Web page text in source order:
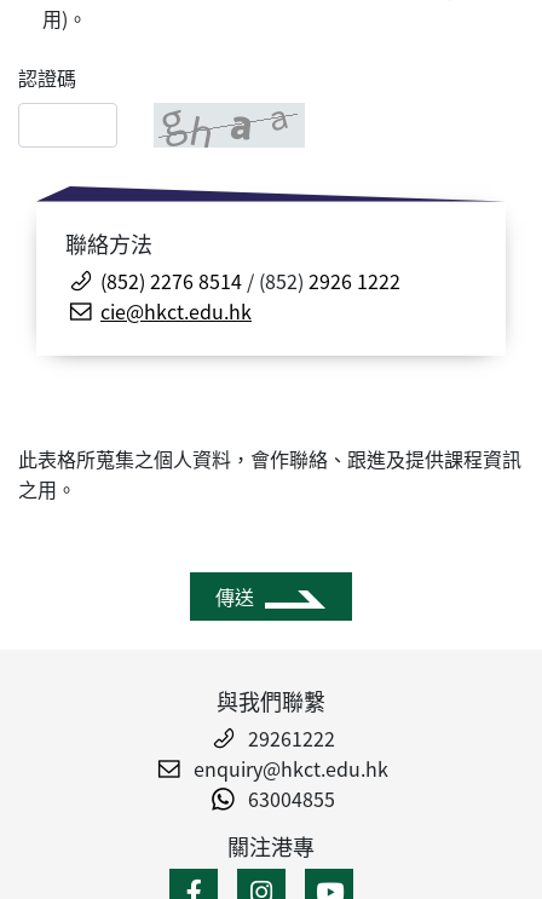
用)。
認證碼
聯絡方法
(852) 2276 8514 / (852) 2926 1222
cie@hkct.edu.hk
此表格所蒐集之個人資料，會作聯絡、跟進及提供課程資訊
之用。
傳送
與我們聯繫
29261222
enquiry@hkct.edu.hk
63004855
關注港專